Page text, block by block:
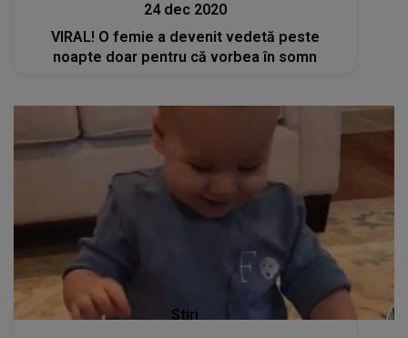
24 dec 2020
VIRAL! O femie a devenit vedetă peste
noapte doar pentru că vorbea în somn
Stiri